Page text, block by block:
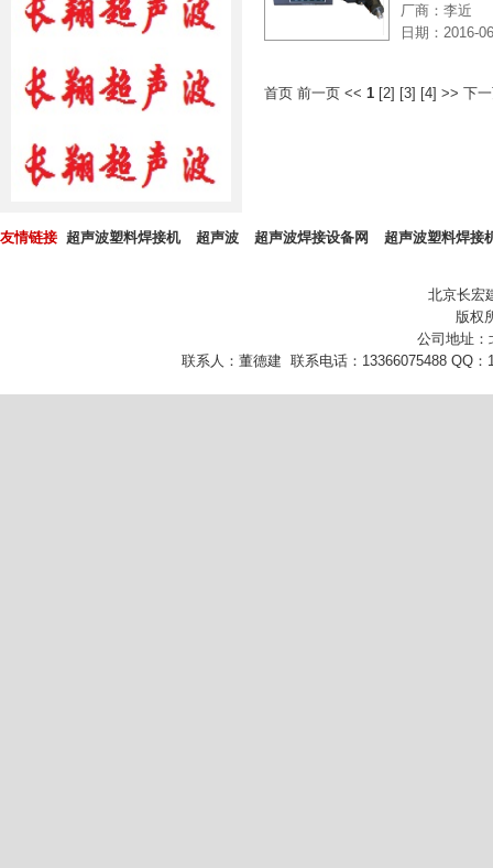
厂商：李近
日期：2016-
首页 前一页 << 1 [2] [3] [4] >> 下
友情链接 超声波塑料焊接机 超声波 超声波焊接设备网 超声波塑料焊接
北京长宏
版权
公司地址：
联系人：董德建 联系电话：13366075488 QQ：